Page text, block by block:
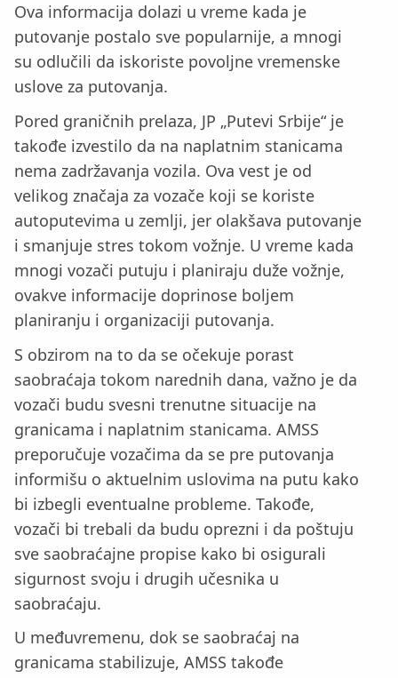
Ova informacija dolazi u vreme kada je
putovanje postalo sve popularnije, a mnogi
su odlučili da iskoriste povoljne vremenske
uslove za putovanja.
Pored graničnih prelaza, JP „Putevi Srbije“ je
takođe izvestilo da na naplatnim stanicama
nema zadržavanja vozila. Ova vest je od
velikog značaja za vozače koji se koriste
autoputevima u zemlji, jer olakšava putovanje
i smanjuje stres tokom vožnje. U vreme kada
mnogi vozači putuju i planiraju duže vožnje,
ovakve informacije doprinose boljem
planiranju i organizaciji putovanja.
S obzirom na to da se očekuje porast
saobraćaja tokom narednih dana, važno je da
vozači budu svesni trenutne situacije na
granicama i naplatnim stanicama. AMSS
preporučuje vozačima da se pre putovanja
informišu o aktuelnim uslovima na putu kako
bi izbegli eventualne probleme. Takođe,
vozači bi trebali da budu oprezni i da poštuju
sve saobraćajne propise kako bi osigurali
sigurnost svoju i drugih učesnika u
saobraćaju.
U međuvremenu, dok se saobraćaj na
granicama stabilizuje, AMSS takođe